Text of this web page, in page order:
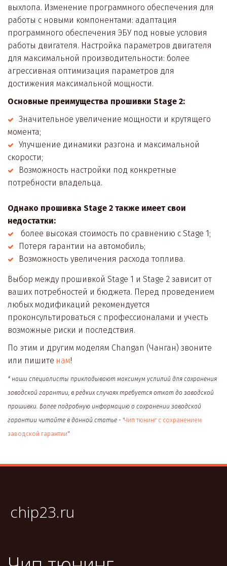
выхлопа. Изменение программного обеспечения для
работы с новыми компонентами: адаптация
программного обеспечения ЭБУ под новые условия
работы двигателя. Настройка параметров двигателя
для максимальной производительности: более
агрессивная оптимизация параметров для
достижения максимальной мощности.
Основные преимущества прошивки Stage 2:
Значительное увеличение мощности и крутящего
момента;
Улучшение динамики разгона и максимальной
скорости;
Возможность настройки под конкретные
потребности владельца.
Однако прошивка Stage 2 также имеет свои
недостатки:
более высокая стоимость по сравнению с Stage 1;
Потеря гарантии на автомобиль;
Возможность увеличения расхода топлива.
Выбор между прошивкой Stage 1 и Stage 2 зависит от
ваших потребностей и бюджета. Перед проведением
любых модификаций рекомендуется
проконсультироваться с профессионалами и учесть
возможные риски и последствия.
По этим и другим моделям Changan (Чанган) звоните
или пишите нам!
* наши специалисты прикладывают максимум услилий для сохранения
заводской гарантии, в редких случаях требуется откат до заводской
прошивки. Более подробную информацию о сохранении заводской
гарантии читайте в данной статье - "Чип тюнинг с сохранением
заводской гарантии"
chip23.ru